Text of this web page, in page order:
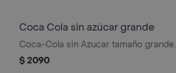
Coca Cola sin azúcar grande
Coca-Cola sin Azucar tamaño grande.
$ 2090